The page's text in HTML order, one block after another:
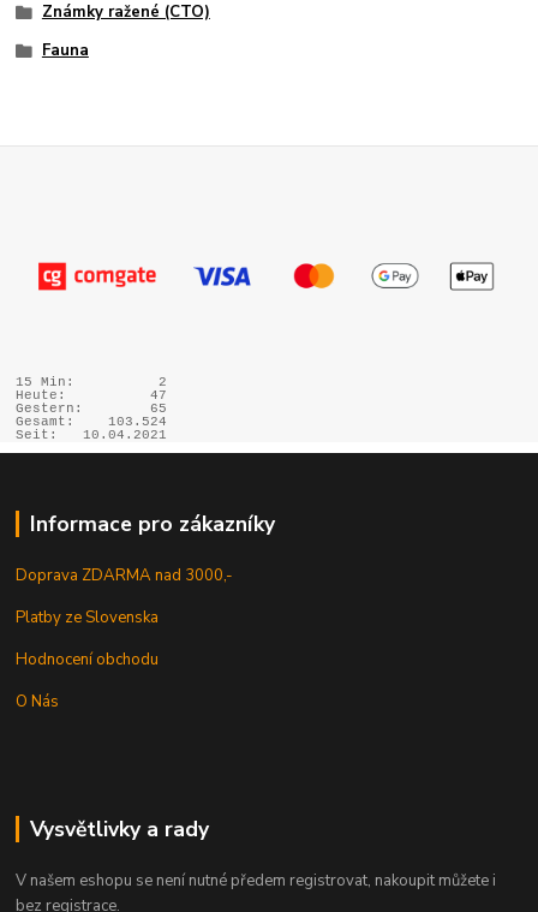
Známky ražené (CTO)
Fauna
15 Min:
2
Heute:
47
Gestern:
65
Gesamt:
103.524
Seit:
10.04.2021
Informace pro zákazníky
Doprava ZDARMA nad 3000,-
Platby ze Slovenska
Hodnocení obchodu
O Nás
Vysvětlivky a rady
V našem eshopu se není nutné předem registrovat, nakoupit můžete i
bez registrace.